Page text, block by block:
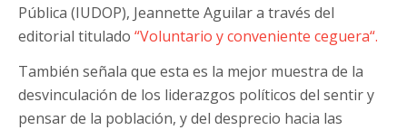
Pública (IUDOP), Jeannette Aguilar a través del
editorial titulado “Voluntario y conveniente ceguera“.
También señala que esta es la mejor muestra de la
desvinculación de los liderazgos políticos del sentir y
pensar de la población, y del desprecio hacia las